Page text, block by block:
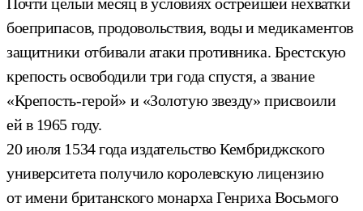
боеприпасов, продовольствия, воды и медикаментов
защитники отбивали атаки противника. Брестскую
крепость освободили три года спустя, а звание
«Крепость-герой» и «Золотую звезду» присвоили
ей в 1965 году.
20 июля 1534 года издательство Кембриджского
университета получило королевскую лицензию
от имени британского монарха Генриха Восьмого